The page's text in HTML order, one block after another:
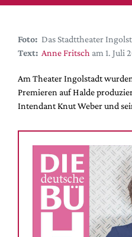
Festival-Planer
Hefte
Alle Hefte
Leseproben
Service
Shop / Abo
Newsletter
Redaktion
Autor:innen
Partner
Foto: Das Stadttheater
Text: Anne Fritsch am 1. Juli
Am Theater Ingolstadt
Premieren auf Halde
Intendant Knut Weber und